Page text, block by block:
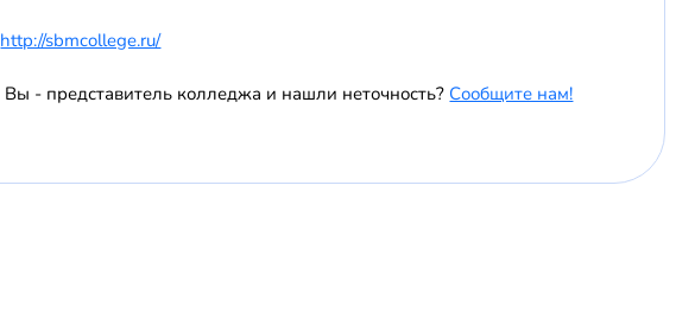
http://sbmcollege.ru/
Вы - представитель колледжа и нашли неточность? Сообщите нам!